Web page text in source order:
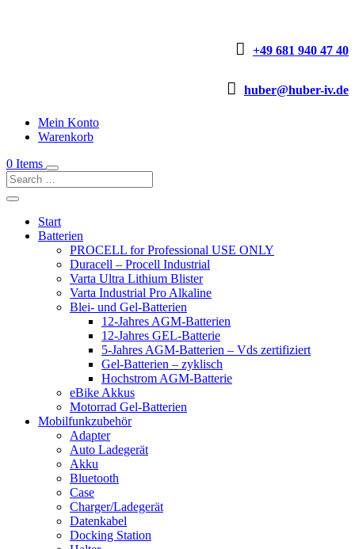
 +49 681 940 47 40
 huber@huber-iv.de
Mein Konto
Warenkorb
0 Items
Start
Batterien
PROCELL for Professional USE ONLY
Duracell – Procell Industrial
Varta Ultra Lithium Blister
Varta Industrial Pro Alkaline
Blei- und Gel-Batterien
12-Jahres AGM-Batterien
12-Jahres GEL-Batterie
5-Jahres AGM-Batterien – Vds zertifiziert
Gel-Batterien – zyklisch
Hochstrom AGM-Batterie
eBike Akkus
Motorrad Gel-Batterien
Mobilfunkzubehör
Adapter
Auto Ladegerät
Akku
Bluetooth
Case
Charger/Ladegerät
Datenkabel
Docking Station